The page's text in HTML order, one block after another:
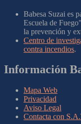
Babesa Suzai es
Escuela de
la prevención y
Centro de
contra incendios.
Información
Mapa Web
Privacidad
Aviso Legal
Contacta con